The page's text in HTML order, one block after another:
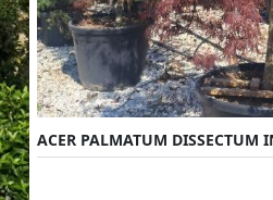
ACER PALMATUM DISSECTUM